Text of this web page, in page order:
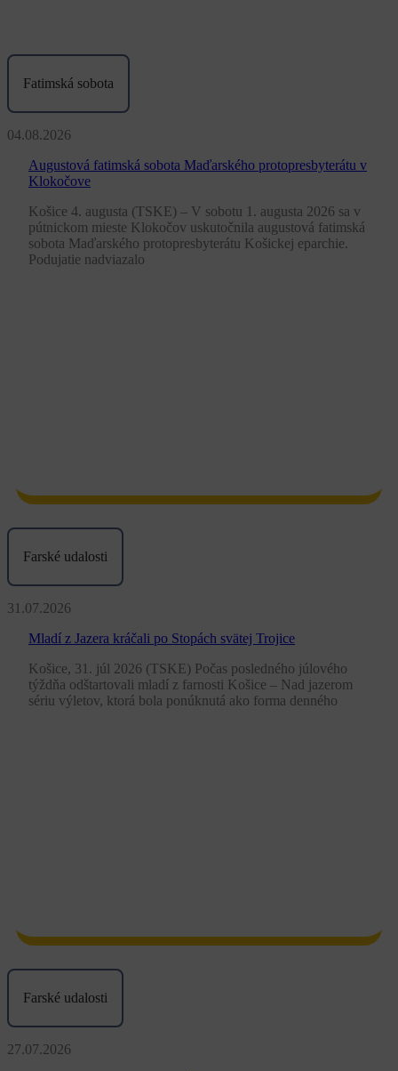
Fatimská sobota
04.08.2026
Augustová fatimská sobota Maďarského protopresbyterátu v
Klokočove
Košice 4. augusta (TSKE) – V sobotu 1. augusta 2026 sa v
pútnickom mieste Klokočov uskutočnila augustová fatimská
sobota Maďarského protopresbyterátu Košickej eparchie.
Podujatie nadviazalo
Farské udalosti
31.07.2026
Mladí z Jazera kráčali po Stopách svätej Trojice
Košice, 31. júl 2026 (TSKE) Počas posledného júlového
týždňa odštartovali mladí z farnosti Košice – Nad jazerom
sériu výletov, ktorá bola ponúknutá ako forma denného
Farské udalosti
27.07.2026